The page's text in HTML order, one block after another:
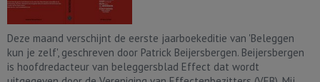
Deze maand verschijnt de eerste jaarboekeditie van 'Beleggen
kun je zelf', geschreven door Patrick Beijersbergen. Beijersbergen
is hoofdredacteur van beleggersblad Effect dat wordt